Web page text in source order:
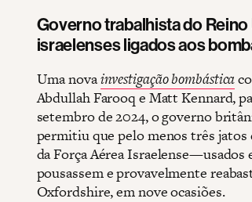
Governo trabalhista do
israelenses ligados aos
Uma novainvestigação bombástica
Abdullah Farooq e Matt Kennard,
setembro de 2024, o governo
permitiu que pelo menos três jatos
da Força Aérea
pousassem e provavelmente
Oxfordshire, em nove ocasiões.